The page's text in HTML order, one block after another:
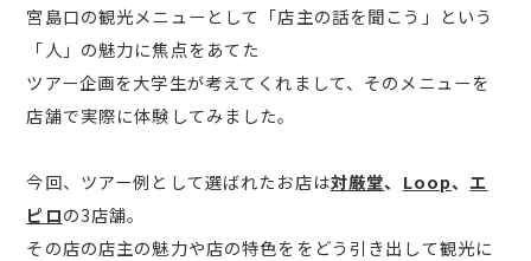
宮島口の観光メニューとして「店主の話を聞こう」という
「人」の魅力に焦点をあてた
ツアー企画を大学生が考えてくれまして、そのメニューを
店舗で実際に体験してみました。
今回、ツアー例として選ばれたお店は対厳堂、 Loop、 エ
ピロの3店舗。
その店の店主の魅力や店の特色ををどう引き出して観光に